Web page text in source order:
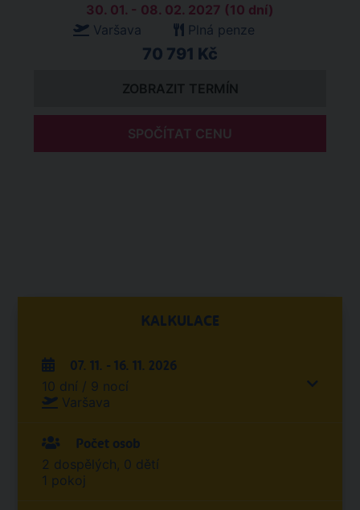
30. 01. - 08. 02. 2027 (10 dní)
Varšava
Plná penze
70 791 Kč
ZOBRAZIT TERMÍN
SPOČÍTAT CENU
KALKULACE
07. 11. - 16. 11. 2026
10 dní / 9 nocí
Varšava
Počet osob
2 dospělých, 0 dětí
1 pokoj